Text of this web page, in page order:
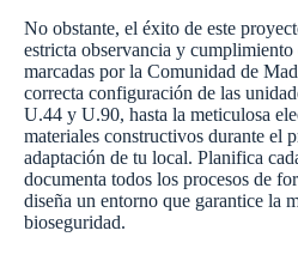
No obstante, el éxito de este
estricta observancia y cumplimiento
marcadas por la Comunidad de
correcta configuración de las
U.44 y U.90, hasta la meticulosa
materiales constructivos durante el
adaptación de tu local. Planifica
documenta todos los procesos de
diseña un entorno que garantice la
bioseguridad.